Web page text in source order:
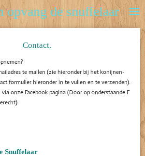
opvang de snuffelaar
Contact.
te mailen (zie hieronder bij het konijnen-
formulier hieronder in te vullen en te verzenden).
onze Facebook pagina (Door op onderstaande F
Snuffelaar